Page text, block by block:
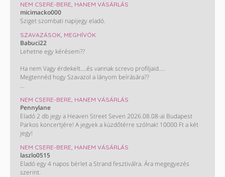
NEM CSERE-BERE, HANEM VÁSÁRLÁS
micimacko000
Sziget szombati napijegy eladó.
SZAVAZÁSOK, MEGHÍVÓK
Babuci22
Lehetne egy kérésem??
Ha nem Vagy érdekelt....és vannak screvo profiljaid....
Megtennéd hogy Szavazol a lányom beírására??
KÖSZÖNÖM HOGY SEGÍTESZ !!!😊😊😊😊
NEM CSERE-BERE, HANEM VÁSÁRLÁS
Pennylane
Eladó 2 db jegy a Heaven Street Seven 2026.08.08-ai Budapest
Parkos koncertjére! A jegyek a küzdőtérre szólnak! 10000 Ft a két
jegy!
NEM CSERE-BERE, HANEM VÁSÁRLÁS
laszlo0515
Eladó egy 4 napos bérlet a Strand fesztiválra. Ára megegyezés
szerint.